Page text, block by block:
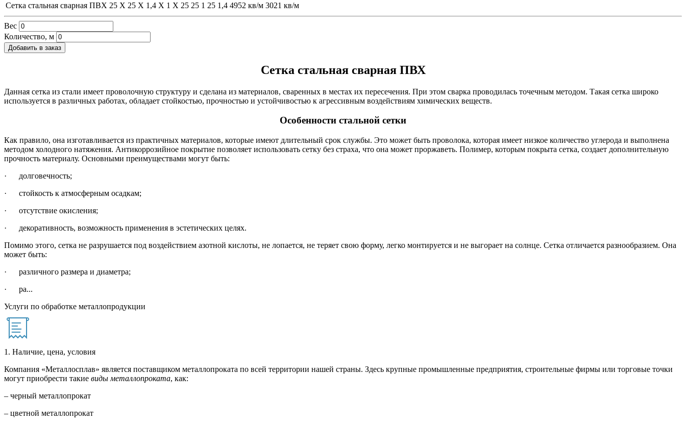
Сетка стальная сварная ПВХ 25 Х 25 Х 1,4 Х 1 Х 25 25 1 25 1,4 4952 кв/м 3021 кв/м
Вес
Количество, м
Добавить в заказ
Сетка стальная сварная ПВХ
Данная сетка из стали имеет проволочную структуру и сделана из материалов, сваренных в местах их пересечения. При этом сварка проводилась точечным методом. Такая сетка широко
используется в различных работах, обладает стойкостью, прочностью и устойчивостью к агрессивным воздействиям химических веществ.
Особенности стальной сетки
Как правило, она изготавливается из практичных материалов, которые имеют длительный срок службы. Это может быть проволока, которая имеет низкое количество углерода и выполнена
методом холодного натяжения. Антикоррозийное покрытие позволяет использовать сетку без страха, что она может проржаветь. Полимер, которым покрыта сетка, создает дополнительную
прочность материалу. Основными преимуществами могут быть:
· долговечность;
· стойкость к атмосферным осадкам;
· отсутствие окисления;
· декоративность, возможность применения в эстетических целях.
Помимо этого, сетка не разрушается под воздействием азотной кислоты, не лопается, не теряет свою форму, легко монтируется и не выгорает на солнце. Сетка отличается разнообразием. Она
может быть:
· различного размера и диаметра;
· ра...
Услуги по обработке металлопродукции
1. Наличие, цена, условия
Компания «Металлосплав» является поставщиком металлопроката по всей территории нашей страны. Здесь крупные промышленные предприятия, строительные фирмы или торговые точки
могут приобрести такие виды металлопроката, как:
– черный металлопрокат
– цветной металлопрокат